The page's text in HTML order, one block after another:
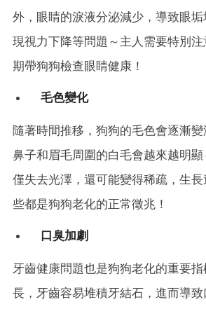
外，眼睛的淚液分泌減少，導致眼
現視力下降等問題～主人需要特別
期帶狗狗檢查眼睛健康！
毛色變化
隨著時間推移，狗狗的毛色會逐漸變
鼻子和眉毛周圍的白毛會越來越明
僅失去光澤，還可能變得稀疏，生
些都是狗狗老化的正常徵兆！
口臭加劇
牙齒健康問題也是狗狗老化的重要
長，牙齒容易堆積牙結石，進而導